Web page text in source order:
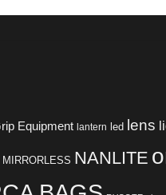
Equipment lantern led lens
MIRRORLESS NANLITE